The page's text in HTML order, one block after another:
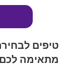
טיפים
מתאימה